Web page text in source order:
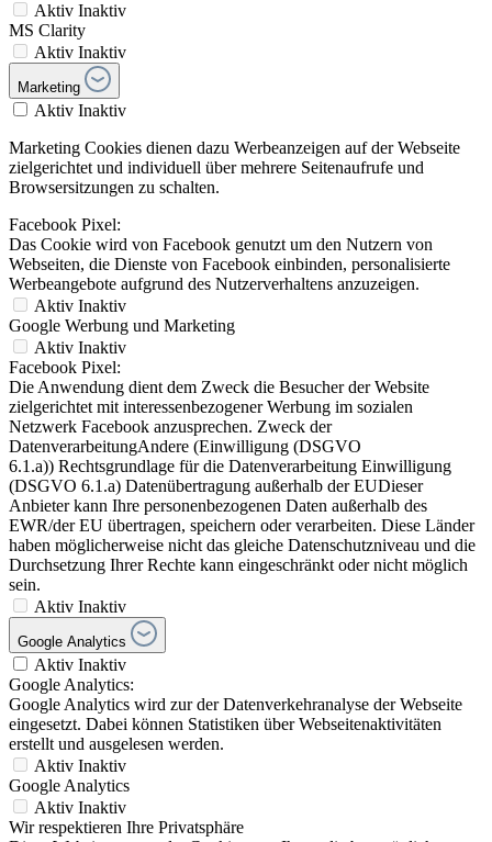
Aktiv Inaktiv
MS Clarity
Aktiv Inaktiv
Marketing
Aktiv Inaktiv
Marketing Cookies dienen dazu Werbeanzeigen auf der Webseite
zielgerichtet und individuell über mehrere Seitenaufrufe und
Browsersitzungen zu schalten.
Facebook Pixel:
Das Cookie wird von Facebook genutzt um den Nutzern von
Webseiten, die Dienste von Facebook einbinden, personalisierte
Werbeangebote aufgrund des Nutzerverhaltens anzuzeigen.
Aktiv Inaktiv
Google Werbung und Marketing
Aktiv Inaktiv
Facebook Pixel:
Die Anwendung dient dem Zweck die Besucher der Website
zielgerichtet mit interessenbezogener Werbung im sozialen
Netzwerk Facebook anzusprechen. Zweck der
DatenverarbeitungAndere (Einwilligung (DSGVO
6.1.a)) Rechtsgrundlage für die Datenverarbeitung Einwilligung
(DSGVO 6.1.a) Datenübertragung außerhalb der EUDieser
Anbieter kann Ihre personenbezogenen Daten außerhalb des
EWR/der EU übertragen, speichern oder verarbeiten. Diese Länder
haben möglicherweise nicht das gleiche Datenschutzniveau und die
Durchsetzung Ihrer Rechte kann eingeschränkt oder nicht möglich
sein.
Aktiv Inaktiv
Google Analytics
Aktiv Inaktiv
Google Analytics:
Google Analytics wird zur der Datenverkehranalyse der Webseite
eingesetzt. Dabei können Statistiken über Webseitenaktivitäten
erstellt und ausgelesen werden.
Aktiv Inaktiv
Google Analytics
Aktiv Inaktiv
Wir respektieren Ihre Privatsphäre